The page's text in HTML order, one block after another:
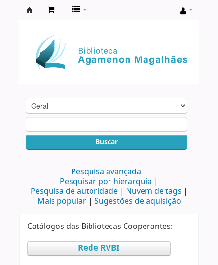
Agamenon
Magalhães
Buscar
Pesquisa avançada
Pesquisar por hierarquia
Pesquisa de autoridade
Nuvem de tags
Mais popular
Sugestões de aquisição
Catálogos das Bibliotecas Cooperantes:
Rede RVBI